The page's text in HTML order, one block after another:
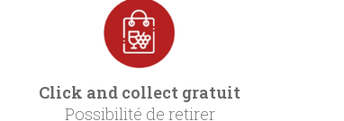
Click and collect gratuit
Possibilité de retirer